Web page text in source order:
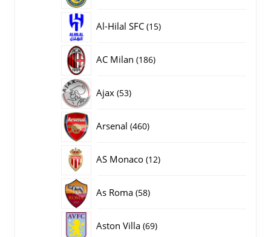
Al-Hilal SFC 1515
AC Milan 186186
Ajax 5353
Arsenal 460460
AS Monaco 1212
As Roma 5858
Aston Villa 6969